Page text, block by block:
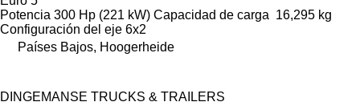
Potencia 300 Hp (221 kW) Capacidad de carga 16,295 kg
Configuración del eje 6x2
Países Bajos, Hoogerheide
DINGEMANSE TRUCKS & TRAILERS